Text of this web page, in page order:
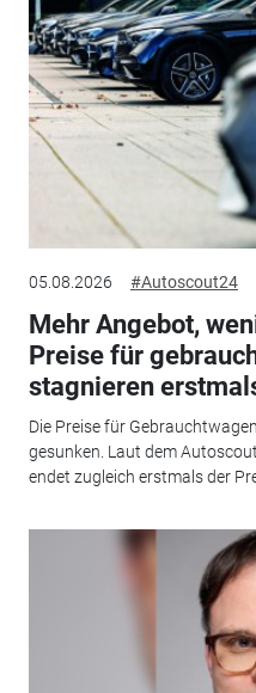
05.08.2026 #Autoscout24
Mehr Angebot,
Preise für
stagnieren
Die Preise für
gesunken. Laut dem
endet zugleich erstmals der